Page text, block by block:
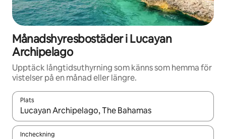
Månadshyresbostäder i Lucayan
Archipelago
Upptäck långtidsuthyrning som känns som hemma för
vistelser på en månad eller längre.
Plats
När resultaten är tillgängliga kan du navigera med upp- och
Incheckning